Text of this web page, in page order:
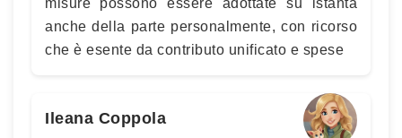
misure possono essere adottate su istanta
anche della parte personalmente, con ricorso
che è esente da contributo unificato e spese
Ileana Coppola